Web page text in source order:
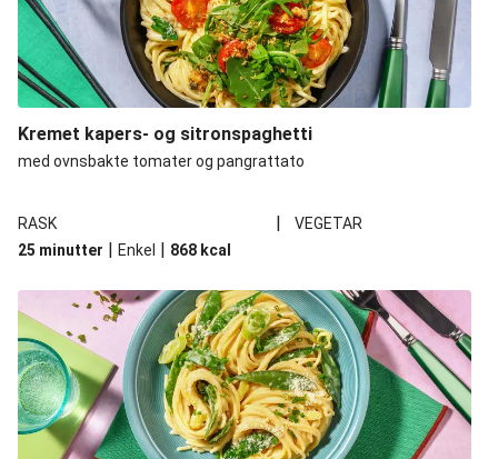
Kremet kapers- og sitronspaghetti
med ovnsbakte tomater og pangrattato
RASK |
VEGETAR
25 minutter | Enkel | 868 kcal